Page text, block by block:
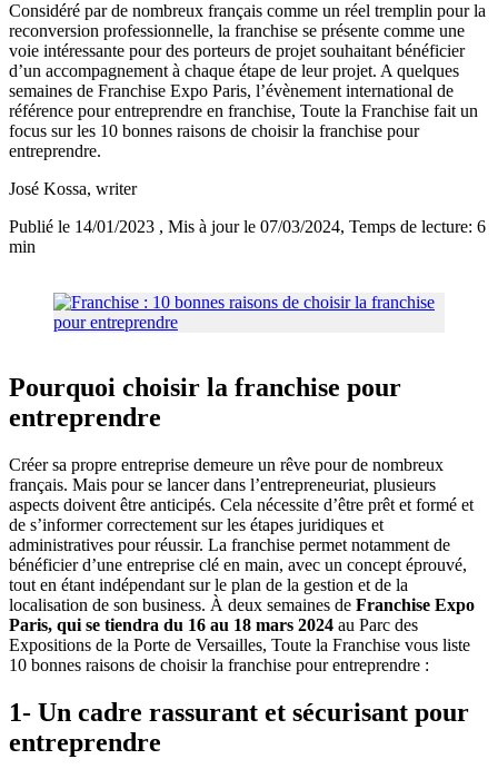
Considéré par de nombreux français comme un réel tremplin pour la
reconversion professionnelle, la franchise se présente comme une
voie intéressante pour des porteurs de projet souhaitant bénéficier
d’un accompagnement à chaque étape de leur projet. A quelques
semaines de Franchise Expo Paris, l’évènement international de
référence pour entreprendre en franchise, Toute la Franchise fait un
focus sur les 10 bonnes raisons de choisir la franchise pour
entreprendre.
José Kossa, writer
Publié le 14/01/2023 , Mis à jour le 07/03/2024, Temps de lecture: 6
min
Pourquoi choisir la franchise pour
entreprendre
Créer sa propre entreprise demeure un rêve pour de nombreux
français. Mais pour se lancer dans l’entrepreneuriat, plusieurs
aspects doivent être anticipés. Cela nécessite d’être prêt et formé et
de s’informer correctement sur les étapes juridiques et
administratives pour réussir. La franchise permet notamment de
bénéficier d’une entreprise clé en main, avec un concept éprouvé,
tout en étant indépendant sur le plan de la gestion et de la
localisation de son business. À deux semaines de Franchise Expo
Paris, qui se tiendra du 16 au 18 mars 2024 au Parc des
Expositions de la Porte de Versailles, Toute la Franchise vous liste
10 bonnes raisons de choisir la franchise pour entreprendre :
1- Un cadre rassurant et sécurisant pour
entreprendre